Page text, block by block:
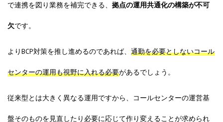
で連携を図り業務を補完できる、 拠点の運用共通化の構築が不可
欠です。
よりBCP対策を推し進めるのであれば、 通勤を必要としないコール
センターの運用も視野に入れる必要があるでしょう。
従来型とは大きく異なる運用ですから、コールセンターの運営基
盤そのものを見直したり必要に応じて作り変えることが求められ